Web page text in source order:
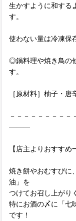
生かすように和する
す。
使わない量は冷凍保
◎鍋料理や焼き鳥の
す。
［原材料］柚子・
－－－－－－－－－
―――
【店主よりおすすめ
焼き餅やおむすびに
油」を
つけてお召し上がり
特にお酒の〆に「七
です！